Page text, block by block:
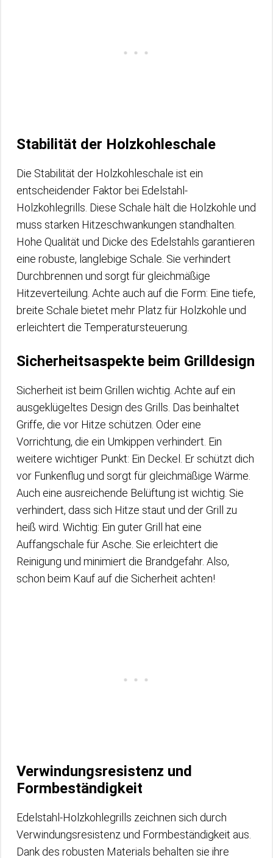
Stabilität der Holzkohleschale
Die Stabilität der Holzkohleschale ist ein
entscheidender Faktor bei Edelstahl-
Holzkohlegrills. Diese Schale hält die Holzkohle und
muss starken Hitzeschwankungen standhalten.
Hohe Qualität und Dicke des Edelstahls garantieren
eine robuste, langlebige Schale. Sie verhindert
Durchbrennen und sorgt für gleichmäßige
Hitzeverteilung. Achte auch auf die Form: Eine tiefe,
breite Schale bietet mehr Platz für Holzkohle und
erleichtert die Temperatursteuerung.
Sicherheitsaspekte beim Grilldesign
Sicherheit ist beim Grillen wichtig. Achte auf ein
ausgeklügeltes Design des Grills. Das beinhaltet
Griffe, die vor Hitze schützen. Oder eine
Vorrichtung, die ein Umkippen verhindert. Ein
weitere wichtiger Punkt: Ein Deckel. Er schützt dich
vor Funkenflug und sorgt für gleichmäßige Wärme.
Auch eine ausreichende Belüftung ist wichtig. Sie
verhindert, dass sich Hitze staut und der Grill zu
heiß wird. Wichtig: Ein guter Grill hat eine
Auffangschale für Asche. Sie erleichtert die
Reinigung und minimiert die Brandgefahr. Also,
schon beim Kauf auf die Sicherheit achten!
Verwindungsresistenz und
Formbeständigkeit
Edelstahl-Holzkohlegrills zeichnen sich durch
Verwindungsresistenz und Formbeständigkeit aus.
Dank des robusten Materials behalten sie ihre